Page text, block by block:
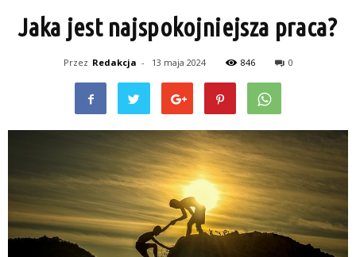
Jaka jest najspokojniejsza praca?
Przez Redakcja - 13 maja 2024 846 0